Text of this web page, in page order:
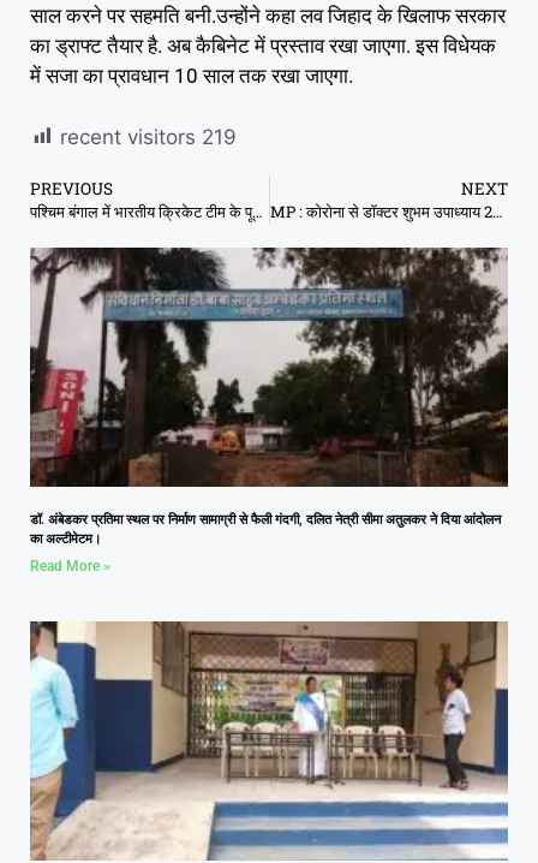
साल करने पर सहमति बनी.उन्होंने कहा लव जिहाद के खिलाफ सरकार
का ड्राफ्ट तैयार है. अब कैबिनेट में प्रस्ताव रखा जाएगा. इस विधेयक
में सजा का प्रावधान 10 साल तक रखा जाएगा.
recent visitors 219
PREVIOUS
पश्चिम बंगाल में भारतीय क्रिकेट टीम के पूर्व कप्तान सौरव गांगुली’ होंगे बीजेपी का चेहरा
NEXT
MP : कोरोना से डॉक्टर शुभम उपाध्याय 26 साल के डॉक्टर की मौत
डॉ. अंबेडकर प्रतिमा स्थल पर निर्माण सामाग्री से फैली गंदगी, दलित नेत्री सीमा अतुलकर ने दिया आंदोलन
का अल्टीमेटम।
Read More »